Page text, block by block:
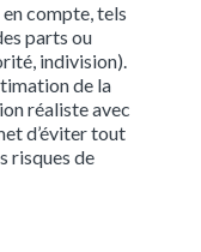
compte, tels
parts ou
indivision).
de la
réaliste avec
d’éviter tout
risques de